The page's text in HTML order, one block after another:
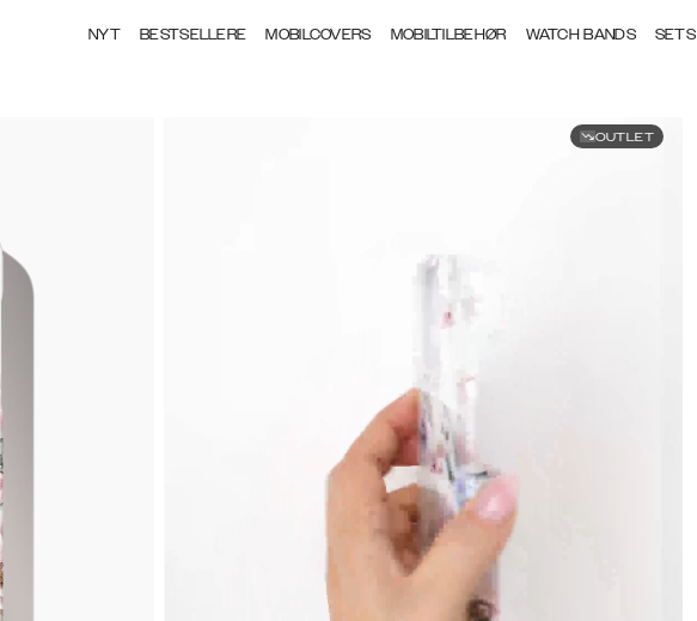
NYT BESTSELLERE MOBILCOVERS MOBILTILBEHØR WATCH BANDS SETS
OUTLET